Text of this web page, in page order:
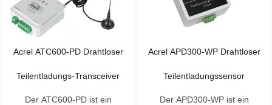
Acrel ATC600-PD Drahtloser
Teilentladungs-Transceiver
Der ATC600-PD ist ein
Acrel APD300-WP Drahtloser
Teilentladungssensor
Der APD300-WP ist ein